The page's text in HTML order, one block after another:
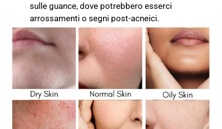
sulle guance, dove potrebbero esserci
arrossamenti o segni post-acneici.